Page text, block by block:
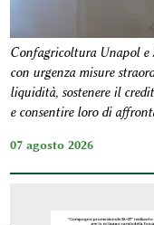
Confagricoltura Unapol e
con urgenza misure
liquidità, sostenere il
e consentire loro di
07 agosto 2026